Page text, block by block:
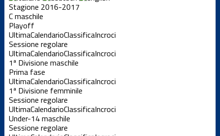
Stagione 2016-2017
C maschile
Playoff
UltimaCalendarioClassificaIncroci
Sessione regolare
UltimaCalendarioClassificaIncroci
1ª Divisione maschile
Prima fase
UltimaCalendarioClassificaIncroci
1ª Divisione femminile
Sessione regolare
UltimaCalendarioClassificaIncroci
Under-14 maschile
Sessione regolare